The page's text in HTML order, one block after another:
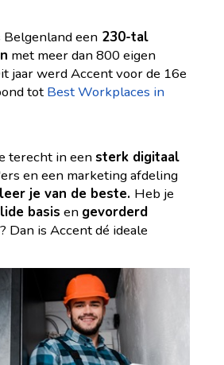
Belgenland een230-tal
met meer dan 800 eigen
jaar werd Accent voor de 16e
tot Best Workplaces in
terecht in eensterk digitaal
en een marketing afdeling
leer je van de beste. Heb je
basis en gevorderd
? Dan is Accent dé ideale